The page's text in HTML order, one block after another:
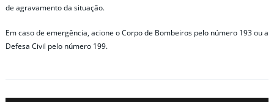
de agravamento da situação.
Em caso de emergência, acione o Corpo de Bombeiros pelo número 193 ou a
Defesa Civil pelo número 199.